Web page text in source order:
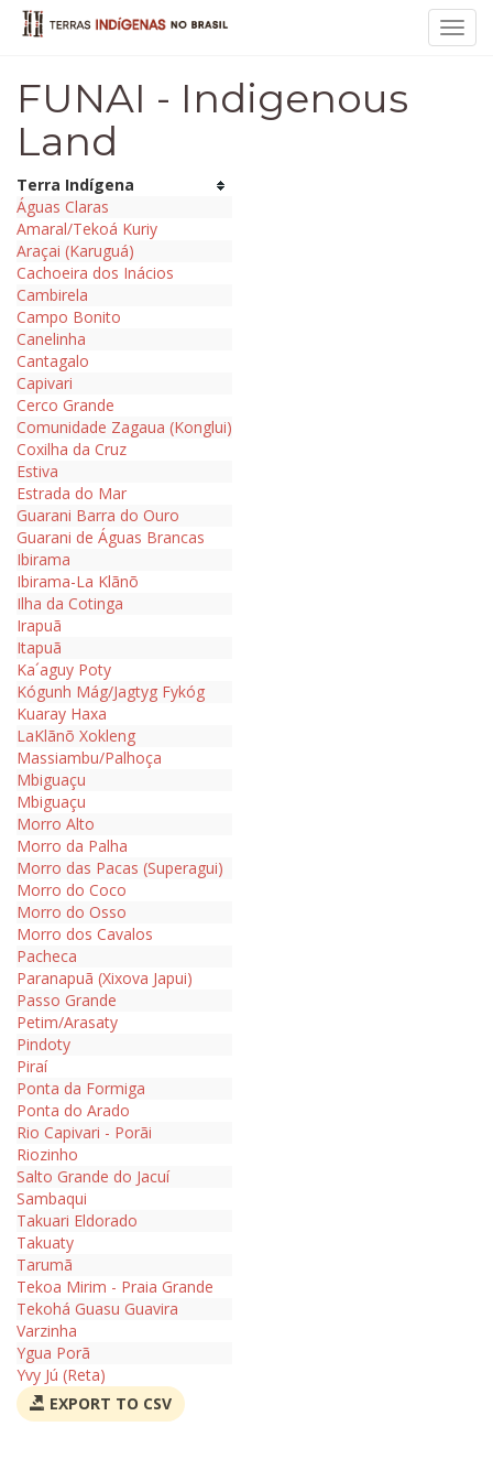
FUNAI - Indigenous
Land
Terra Indígena
Águas Claras
Amaral/Tekoá Kuriy
Araçai (Karuguá)
Cachoeira dos Inácios
Cambirela
Campo Bonito
Canelinha
Cantagalo
Capivari
Cerco Grande
Comunidade Zagaua (Konglui)
Coxilha da Cruz
Estiva
Estrada do Mar
Guarani Barra do Ouro
Guarani de Águas Brancas
Ibirama
Ibirama-La Klãnõ
Ilha da Cotinga
Irapuã
Itapuã
Ka´aguy Poty
Kógunh Mág/Jagtyg Fykóg
Kuaray Haxa
LaKlãnõ Xokleng
Massiambu/Palhoça
Mbiguaçu
Mbiguaçu
Morro Alto
Morro da Palha
Morro das Pacas (Superagui)
Morro do Coco
Morro do Osso
Morro dos Cavalos
Pacheca
Paranapuã (Xixova Japui)
Passo Grande
Petim/Arasaty
Pindoty
Piraí
Ponta da Formiga
Ponta do Arado
Rio Capivari - Porãi
Riozinho
Salto Grande do Jacuí
Sambaqui
Takuari Eldorado
Takuaty
Tarumã
Tekoa Mirim - Praia Grande
Tekohá Guasu Guavira
Varzinha
Ygua Porã
Yvy Jú (Reta)
EXPORT TO CSV